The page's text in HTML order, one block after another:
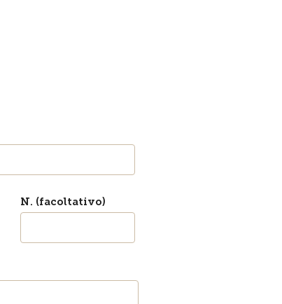
N. (facoltativo)